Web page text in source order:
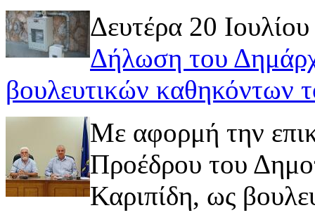
Δευτέρα 20
Δήλωση του
βουλευτικών καθηκόντων
Με αφορμή την
Προέδρου του
Καριπίδη, ως